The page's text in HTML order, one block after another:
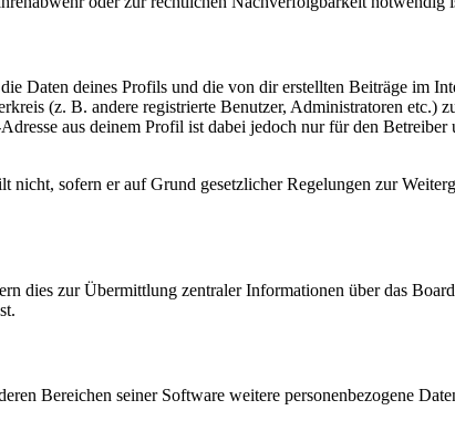
Daten deines Profils und die von dir erstellten Beiträge im
(z. B. andere registrierte Benutzer, Administratoren etc.)
aus deinem Profil ist dabei jedoch nur für den
sofern er auf Grund gesetzlicher Regelungen zur
dies zur Übermittlung zentraler Informationen über das
Bereichen seiner Software weitere personenbezogene